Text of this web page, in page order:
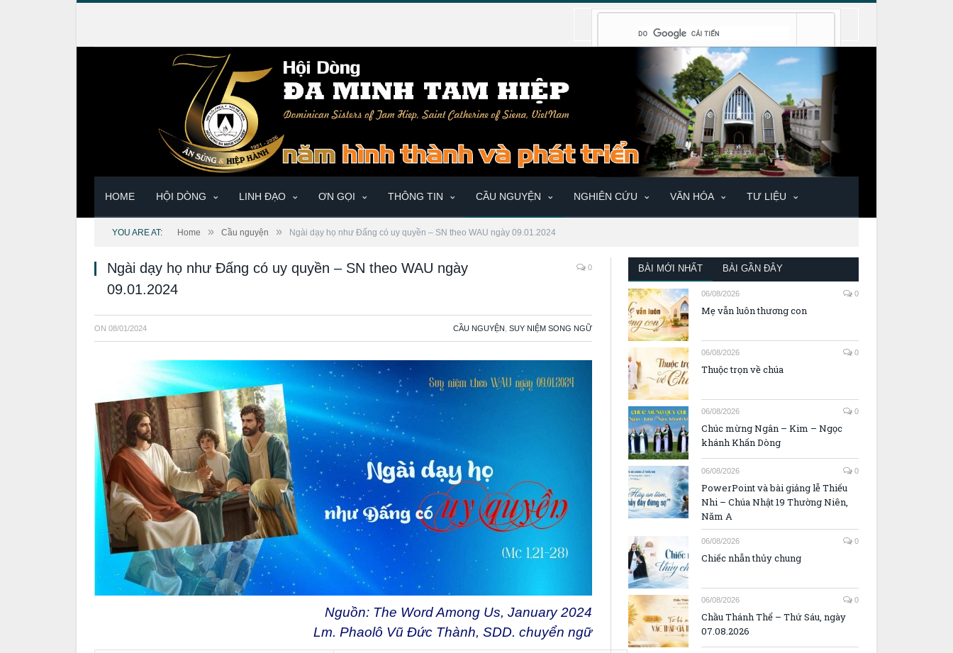
HOME HỘI DÒNG LINH ĐẠO ƠN GỌI THÔNG TIN CẦU NGUYỆN NGHIÊN CỨU VĂN HÓA TƯ LIỆU
YOU ARE AT: Home » Cầu nguyện » Ngài dạy họ như Đấng có uy quyền – SN theo WAU ngày 09.01.2024
Ngài dạy họ như Đấng có uy quyền – SN theo WAU ngày
09.01.2024
0
ON 08/01/2024 CẦU NGUYỆN SUY NIỆM SONG NGỮ
Nguồn: The Word Among Us, January 2024
Lm. Phaolô Vũ Đức Thành, SDD. chuyển ngữ
BÀI MỚI NHẤT BÀI GẦN ĐÂY
06/08/2026 0
Mẹ vẫn luôn thương con
06/08/2026 0
Thuộc trọn về chúa
06/08/2026 0
Chúc mừng Ngân – Kim – Ngọc
khánh Khấn Dòng
06/08/2026 0
PowerPoint và bài giảng lễ Thiếu
Nhi – Chúa Nhật 19 Thường Niên,
Năm A
06/08/2026 0
Chiếc nhẫn thủy chung
06/08/2026 0
Chầu Thánh Thể – Thứ Sáu, ngày
07.08.2026